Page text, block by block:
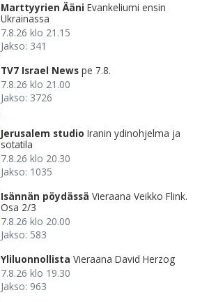
Marttyyrien Ääni Evankeliumi ensin
Ukrainassa
7.8.26 klo 21.15
Jakso: 341
TV7 Israel News pe 7.8.
7.8.26 klo 21.00
Jakso: 3726
Jerusalem studio Iranin ydinohjelma ja
sotatila
7.8.26 klo 20.30
Jakso: 1035
Isännän pöydässä Vieraana Veikko Flink.
Osa 2/3
7.8.26 klo 20.00
Jakso: 583
Yliluonnollista Vieraana David Herzog
7.8.26 klo 19.30
Jakso: 963